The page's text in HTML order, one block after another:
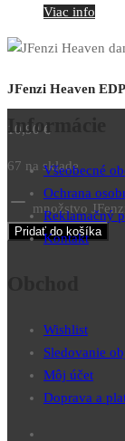
Viac info
JFenzi Heaven
10,90 €
67 na sklade
množstvo
Pridať do košíka
Informácie
Všeobecné
Ochrana
Reklamačný
Kontakt
Wishlist
Sledovanie
Môj účet
Doprava a